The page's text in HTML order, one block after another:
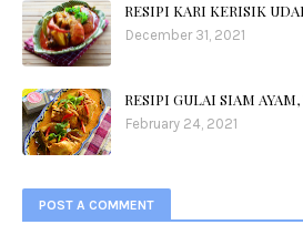
RESIPI KARI KERISIK
December 31, 2021
RESIPI GULAI SIAM
February 24, 2021
POST A COMMENT